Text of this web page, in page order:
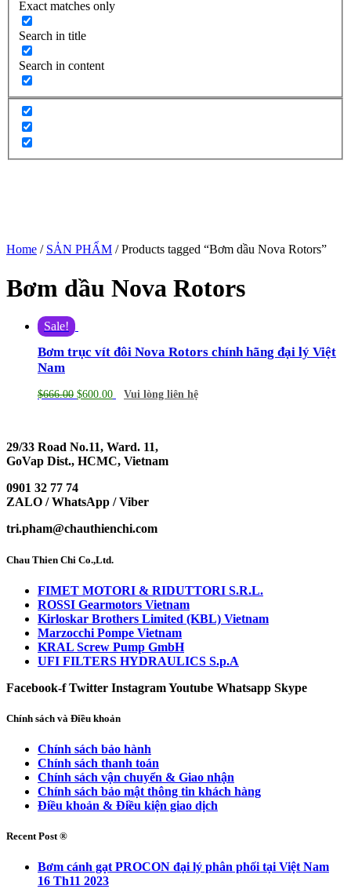
Exact matches only
Search in title
Search in content
Home / SẢN PHẨM / Products tagged “Bơm dầu Nova Rotors”
Bơm dầu Nova Rotors
Sale!
Bơm trục vít đôi Nova Rotors chính hãng đại lý Việt
Nam
$666.00 $600.00 Vui lòng liên hệ
29/33 Road No.11, Ward. 11,
GoVap Dist., HCMC, Vietnam
0901 32 77 74
ZALO / WhatsApp / Viber
tri.pham@chauthienchi.com
Chau Thien Chi Co.,Ltd.
FIMET MOTORI & RIDUTTORI S.R.L.
ROSSI Gearmotors Vietnam
Kirloskar Brothers Limited (KBL) Vietnam
Marzocchi Pompe Vietnam
KRAL Screw Pump GmbH
UFI FILTERS HYDRAULICS S.p.A
Facebook-f Twitter InstagramYoutube Whatsapp Skype
Chính sách và Điều khoản
Chính sách bảo hành
Chính sách thanh toán
Chính sách vận chuyển & Giao nhận
Chính sách bảo mật thông tin khách hàng
Điều khoản & Điều kiện giao dịch
Recent Post ®
Bơm cánh gạt PROCON đại lý phân phối tại Việt Nam
16 Th11 2023